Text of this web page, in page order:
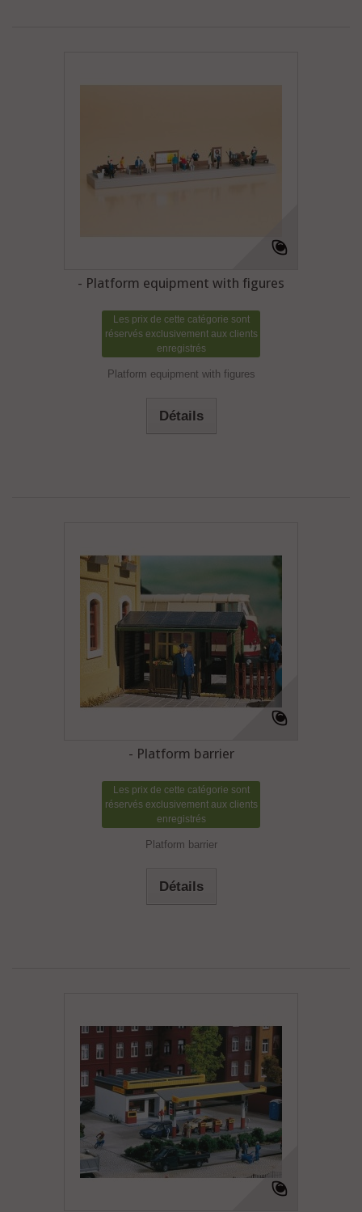
- Platform equipment with figures
Les prix de cette catégorie sont
réservés exclusivement aux clients
enregistrés
Platform equipment with figures
Détails
- Platform barrier
Les prix de cette catégorie sont
réservés exclusivement aux clients
enregistrés
Platform barrier
Détails